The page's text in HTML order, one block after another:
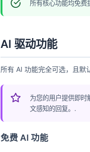
所有核心功能均免费
AI 驱动功能
所有 AI 功能完全可选，且默
为您的用户提供即
文感知的回复。.
免费 AI 功能